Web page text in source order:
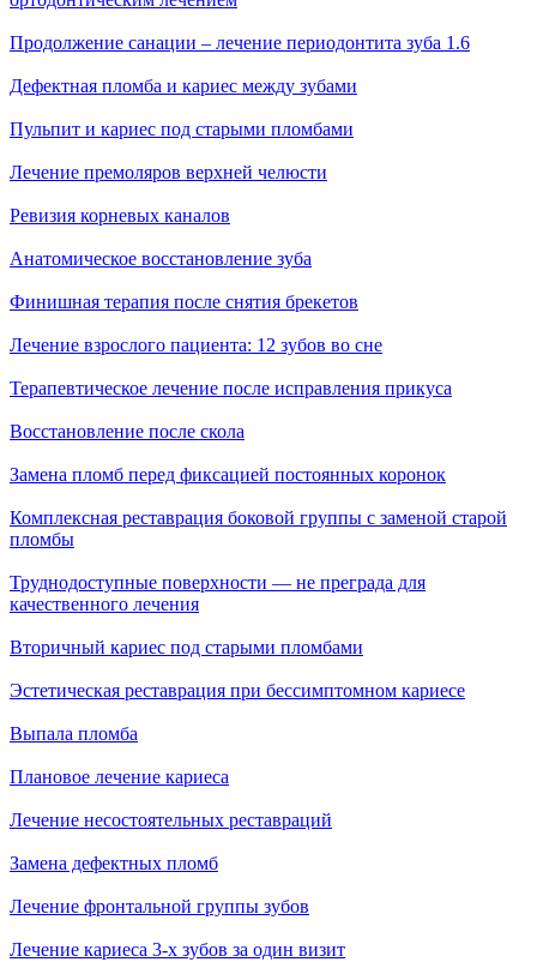
Продолжение санации – лечение периодонтита зуба 1.6
Дефектная пломба и кариес между зубами
Пульпит и кариес под старыми пломбами
Лечение премоляров верхней челюсти
Ревизия корневых каналов
Анатомическое восстановление зуба
Финишная терапия после снятия брекетов
Лечение взрослого пациента: 12 зубов во сне
Терапевтическое лечение после исправления прикуса
Восстановление после скола
Замена пломб перед фиксацией постоянных коронок
Комплексная реставрация боковой группы с заменой старой
пломбы
Труднодоступные поверхности — не преграда для
качественного лечения
Вторичный кариес под старыми пломбами
Эстетическая реставрация при бессимптомном кариесе
Выпала пломба
Плановое лечение кариеса
Лечение несостоятельных реставраций
Замена дефектных пломб
Лечение фронтальной группы зубов
Лечение кариеса 3-х зубов за один визит